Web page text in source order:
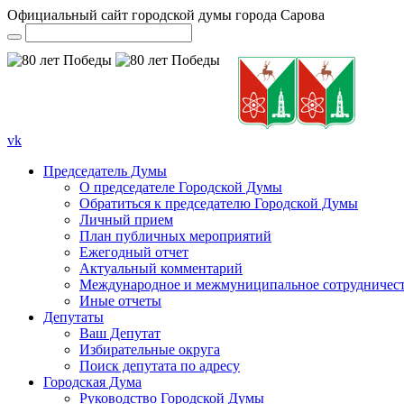
Официальный сайт городской думы города Сарова
vk
Председатель Думы
О председателе Городской Думы
Обратиться к председателю Городской Думы
Личный прием
План публичных мероприятий
Ежегодный отчет
Актуальный комментарий
Международное и межмуниципальное
Иные отчеты
Депутаты
Ваш Депутат
Избирательные округа
Поиск депутата по адресу
Городская Дума
Руководство Городской Думы